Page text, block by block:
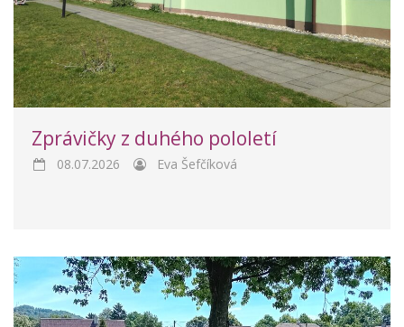
Zprávičky z duhého pololetí
08.07.2026 Eva Šefčíková